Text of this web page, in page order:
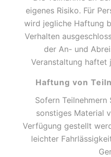
eigenes Risiko. Für
wird jegliche Haftung
Verhalten
der An- und
Veranstaltung haftet
Haftung von
Sofern
sonstiges Material
Verfügung gestellt
leichter